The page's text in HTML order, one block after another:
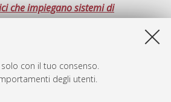
con il tuo consenso.
degli utenti.
che impiegano sistemi di
il